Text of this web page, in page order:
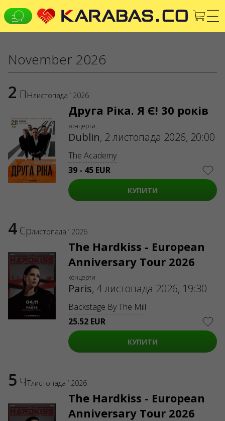
ВСІ МІСТА
Концерти
Доставка та оплата
ПРО НАС
Організаторам
Логотип для афіш та ЗМІ
Про компанію
Публічна оферта
November 2026
2 Пнлистопада ’ 2026
Друга Ріка. Я Є! 30 років
концерти
Dublin, 2 листопада 2026, 20:00
The Academy
39 - 45 EUR
КУПИТИ
4 Срлистопада ’ 2026
The Hardkiss - European
Anniversary Tour 2026
концерти
Paris, 4 листопада 2026, 19:30
Backstage By The Mill
25.52 EUR
КУПИТИ
5 Чтлистопада ’ 2026
The Hardkiss - European
Anniversary Tour 2026